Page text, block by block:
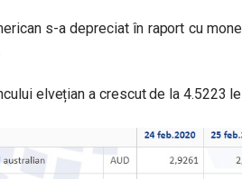
s-a depreciat în raport cu
elvețian a crescut de la 4.5223